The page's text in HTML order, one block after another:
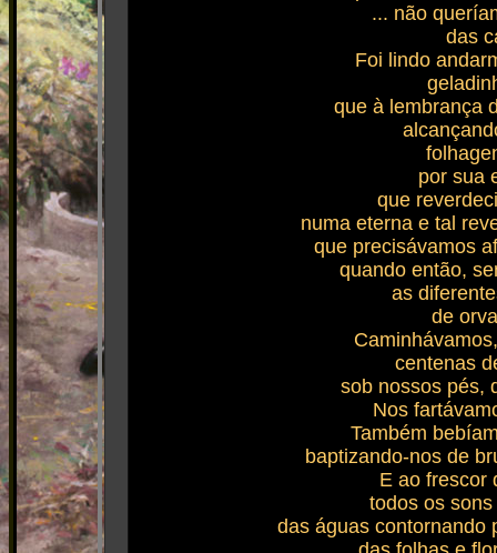
... não
das
Foi lindo
que à lembrança
por sua
que
numa eterna e tal
que precisávamos
quando então,
as
de
centenas
sob nossos pés,
Nos
Também
baptizando-nos de
E ao frescor
todos os
das águas contornando